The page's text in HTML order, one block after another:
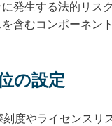
発生する法的リス
含むコンポーネン
の設定
度やライセンス